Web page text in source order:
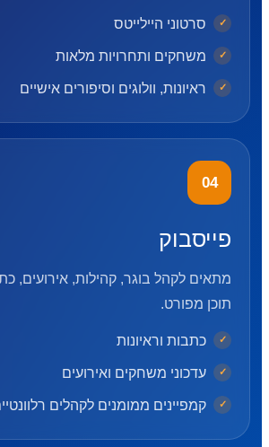
סרטוני היילייטס
משחקים ותחרויות מלאות
ראיונות, וולוגים וסיפורים אישיים
04
פייסבוק
מתאים לקהל בוגר, קהילות, אירועים,
תוכן מפורט.
כתבות וראיונות
עדכוני משחקים ואירועים
קמפיינים ממומנים לקהלים